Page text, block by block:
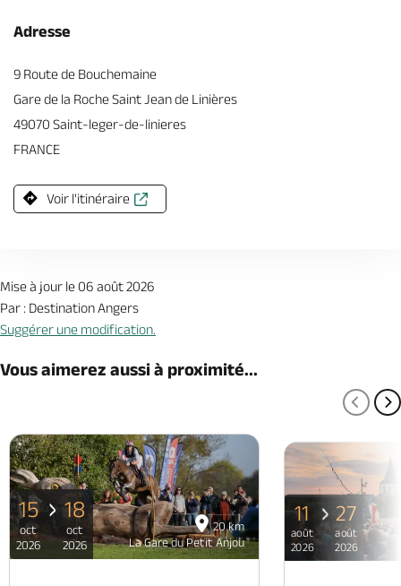
Adresse
9 Route de Bouchemaine
Gare de la Roche Saint Jean de Linières
49070 Saint-leger-de-linieres
FRANCE
Voir l'itinéraire
Mise à jour le 06 août 2026
Par : Destination Angers
Suggérer une modification.
Vous aimerez aussi à proximité...
20 km
La Gare du Petit Anjou
15
oct
2026
18
oct
2026
11
août
2026
27
août
2026